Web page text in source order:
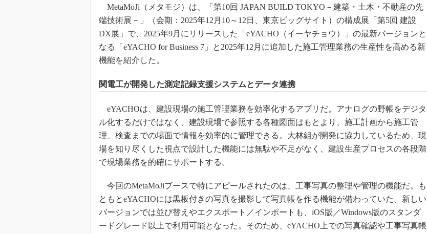
MetaMoJi（メタモジ）は、「第10回 JAPAN BUILD TOKYO－建築・土木・不動産の先
端技術展－」（会期：2025年12月10～12日、東京ビッグサイト）の構成展「第5回 建設
DX展」で、2025年9月にリリースした「eYACHO（イーヤチョウ）」の最新バージョンと
なる「eYACHO for Business 7」と2025年12月に追加した施工管理業務の生産性を高める新
機能を紹介した。
関電工が開発した測定記録支援システムとデータ連携
eYACHOは、建設現場の施工管理業務を効率化するアプリだ。アナログの野帳をデジタ
ル化するだけではなく、建設現場で参照する各種図面はもとより、施工計画から施工管
理、検査までの場面で情報を効率的に管理できる。大林組が開発に協力しているため、現
場を知り尽くした視点で設計した機能には無駄や不足がなく、建設生産プロセスの各段階
で現場業務を的確にサポートする。
今回のMetaMoJiブースで特にアピールされたのは、工事写真の整理や管理の機能だ。も
ともとeYACHOには黒板付きの写真を撮影して写真帳を作る機能が備わっていた。新しい
バージョンでは並び替えやエクスポート／インポートも、iOS版／Windows版のスタンダ
ードグレード以上で利用可能となった。そのため、eYACHO上での写真確認や工事写真帳